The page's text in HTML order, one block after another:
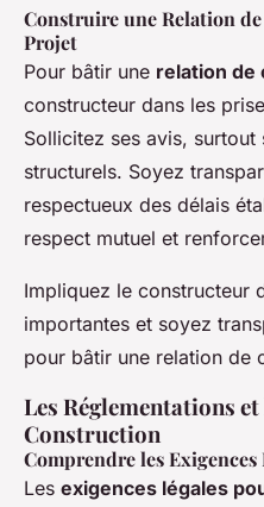
Construire une Relation
Projet
Pour bâtir une relation de
constructeur dans les
Sollicitez ses avis,
structurels. Soyez
respectueux des délais
respect mutuel et
Impliquez le constructeur
importantes et soyez
pour bâtir une relation de
Les Réglementations
Construction
Comprendre les
Les exigences légales